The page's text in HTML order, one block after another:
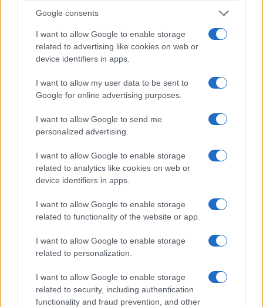
Google consents
I want to allow Google to enable storage
related to advertising like cookies on web or
device identifiers in apps.
I want to allow my user data to be sent to
Google for online advertising purposes.
I want to allow Google to send me
personalized advertising.
I want to allow Google to enable storage
related to analytics like cookies on web or
device identifiers in apps.
I want to allow Google to enable storage
related to functionality of the website or app.
I want to allow Google to enable storage
related to personalization.
I want to allow Google to enable storage
related to security, including authentication
functionality and fraud prevention, and other
Συναγερμός για ανέμους έως 9 μποφόρ και
θερμοκρασίες έως 39 βαθμούς
8/08/2026 - 2:03μμ
Διάψευση της ΕΛΑΣ για αναφορές περί
απόπειρας προσέγγισης ανήλικης στην Κρήτη
8/08/2026 - 1:35μμ